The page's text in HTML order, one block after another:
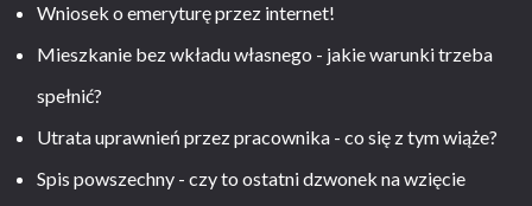
Wniosek o emeryturę przez internet!
Mieszkanie bez wkładu własnego - jakie warunki trzeba
spełnić?
Utrata uprawnień przez pracownika - co się z tym wiąże?
Spis powszechny - czy to ostatni dzwonek na wzięcie